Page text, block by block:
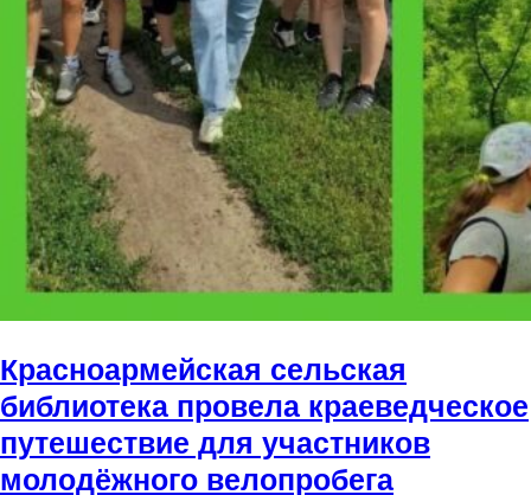
Красноармейская сельская
библиотека провела краеведческое
путешествие для участников
молодёжного велопробега